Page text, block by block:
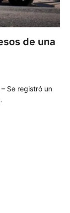
de una
Se registró un